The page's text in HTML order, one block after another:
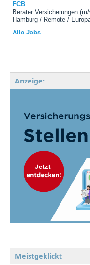
FCB
Berater Versicherungen
Hamburg / Remote /
Alle Jobs
Anzeige:
Meistgeklickt